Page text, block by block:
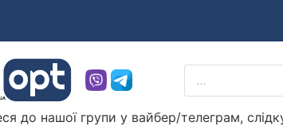
дропшипінг платформа в Україні
PRODUCTS
SEARCH
до нашої групи у вайбер/телеграм,